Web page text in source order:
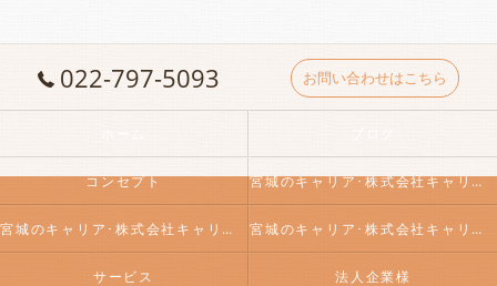
022-797-5093 お問い合わせはこちら
コンセプト 宮城のキャリア･株式会社キャリアアシストの口コミ情報
宮城のキャリア･株式会社キャリアアシストの評判 宮城のキャリア･株式会社キャリアアシストのお客様の声
サービス 法人企業様